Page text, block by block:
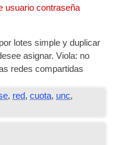
usuario contraseña
lotes simple y duplicar
asignar. Viola: no
redes compartidas
, red,cuota, unc,